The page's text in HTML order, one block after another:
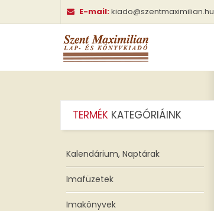
E-mail:kiado@szentmaximilian.hu
TERMÉK KATEGÓRIÁINK
Kalendárium, Naptárak
Imafüzetek
Imakönyvek